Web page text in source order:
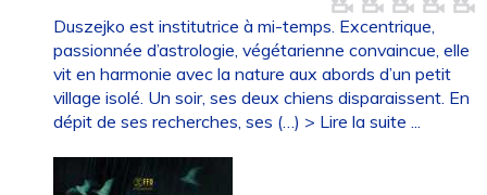
Duszejko est institutrice à mi-temps. Excentrique,
passionnée d’astrologie, végétarienne convaincue, elle
vit en harmonie avec la nature aux abords d’un petit
village isolé. Un soir, ses deux chiens disparaissent. En
dépit de ses recherches, ses (…) > Lire la suite ...